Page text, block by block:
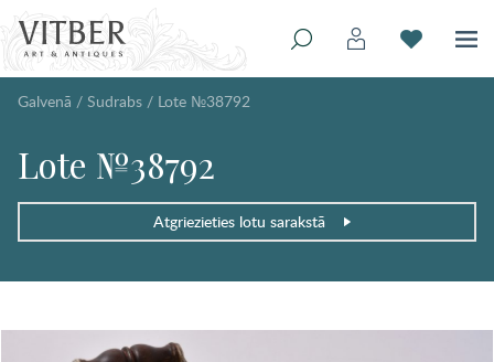
Galvenā / Sudrabs / Lote №38792
Lote №38792
Atgriezieties lotu sarakstā